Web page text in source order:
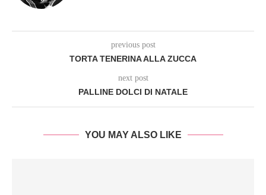
previous post
TORTA TENERINA ALLA ZUCCA
next post
PALLINE DOLCI DI NATALE
YOU MAY ALSO LIKE